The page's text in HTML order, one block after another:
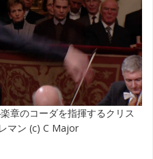
章のコーダを指揮するクリス
マン (c) C Major